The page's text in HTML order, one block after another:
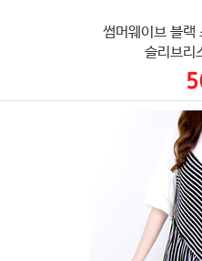
썸머웨이브 블랙
슬리브리